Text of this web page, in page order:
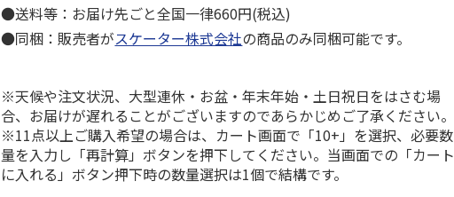
●送料等：お届け先ごと全国一律660円(税込)
●同梱：販売者がスケーター株式会社の商品のみ同梱可能です。
※天候や注文状況、大型連休・お盆・年末年始・土日祝日をはさむ場
合、お届けが遅れることがございますのであらかじめご了承ください。
※11点以上ご購入希望の場合は、カート画面で「10+」を選択、必要数
量を入力し「再計算」ボタンを押下してください。当画面での「カート
に入れる」ボタン押下時の数量選択は1個で結構です。